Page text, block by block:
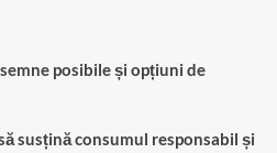
posibile și opțiuni de
susțină consumul responsabil și